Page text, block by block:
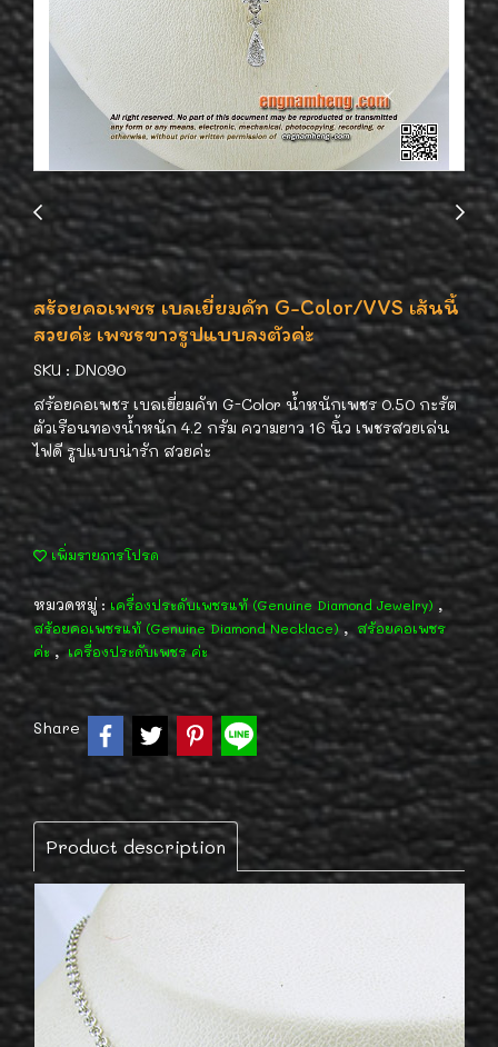
สร้อยคอเพชร เบลเยี่ยมคัท G-Color/VVS เส้นนี้
สวยค่ะ เพชรขาวรูปแบบลงตัวค่ะ
SKU : DN090
สร้อยคอเพชร เบลเยี่ยมคัท G-Color น้ำหนักเพชร 0.50 กะรัต
ตัวเรือนทองน้ำหนัก 4.2 กรัม ความยาว 16 นิ้ว เพชรสวยเล่น
ไฟดี รูปแบบน่ารัก สวยค่ะ
เพิ่มรายการโปรด
หมวดหมู่ : เครื่องประดับเพชรแท้ (Genuine Diamond Jewelry) ,
สร้อยคอเพชรแท้ (Genuine Diamond Necklace) , สร้อยคอเพชร
ค่ะ, เครื่องประดับเพชร ค่ะ
Share
Product description